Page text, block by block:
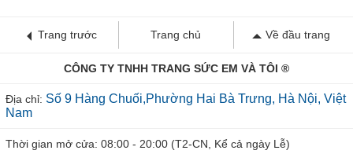
Trang trước Trang chủ Về đầu trang
CÔNG TY TNHH TRANG SỨC EM VÀ TÔI ®
Địa chỉ: Số 9 Hàng Chuối,Phường Hai Bà Trưng, Hà Nội, Việt
Nam
Thời gian mở cửa: 08:00 - 20:00 (T2-CN, Kể cả ngày Lễ)